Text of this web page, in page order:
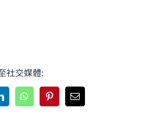
社交媒體:
WhatsAppPinterestEmail